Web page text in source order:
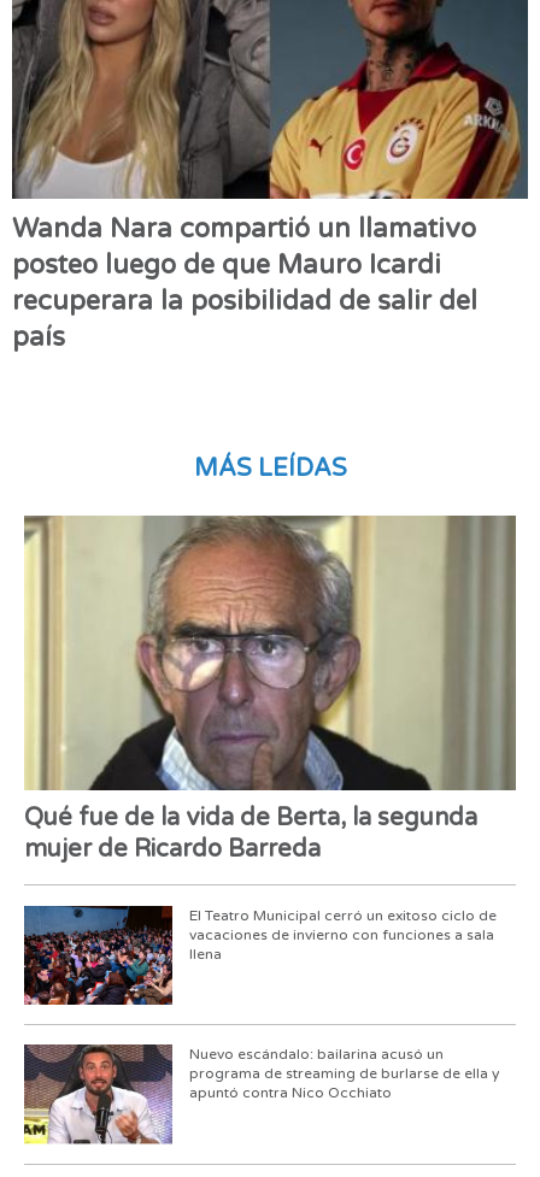
Wanda Nara compartió un llamativo
posteo luego de que Mauro Icardi
recuperara la posibilidad de salir del
país
MÁS LEÍDAS
Qué fue de la vida de Berta, la segunda
mujer de Ricardo Barreda
El Teatro Municipal cerró un exitoso ciclo de
vacaciones de invierno con funciones a sala
llena
Nuevo escándalo: bailarina acusó un
programa de streaming de burlarse de ella y
apuntó contra Nico Occhiato